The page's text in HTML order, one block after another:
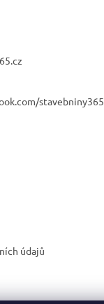
stavebniny365
údajů